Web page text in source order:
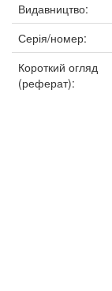
Видавництво:
Серія/номер:
Короткий огляд
(реферат):